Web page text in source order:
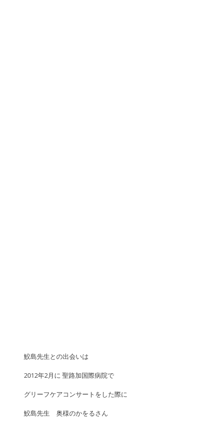
鮫島先生との出会いは
2012年2月に 聖路加国際病院で
グリーフケアコンサートをした際に
鮫島先生　奥様のかをるさん